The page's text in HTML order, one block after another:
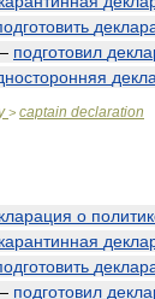
подготовил
> captain declaration
о
карантинная
подготовил